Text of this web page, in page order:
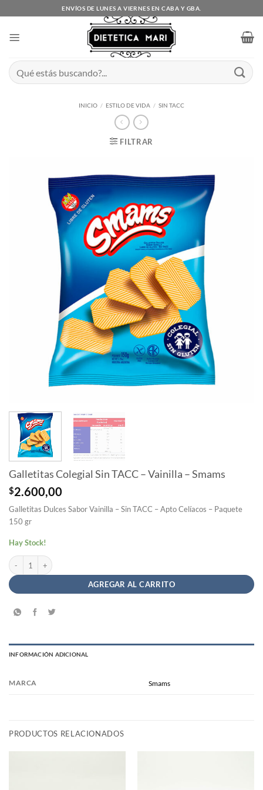
al
ENVÍOS DE LUNES A VIERNES EN CABA Y GBA.
Buscar
por:
INICIO / ESTILO DE VIDA / SIN TACC
FILTRAR
Galletitas Colegial Sin TACC – Vainilla – Smams
$2.600,00
Galletitas Dulces Sabor Vainilla – Sin TACC – Apto Celíacos – Paquete
150 gr
Hay Stock!
Galletitas Colegial Sin TACC - Vainilla - Smams cantidad
AGREGAR AL CARRITO
INFORMACIÓN ADICIONAL
MARCA Smams
PRODUCTOS RELACIONADOS